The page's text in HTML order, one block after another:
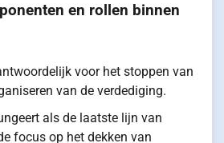
en rollen binnen
voor het stoppen van
van de verdediging.
als de laatste lijn van
focus op het dekken van